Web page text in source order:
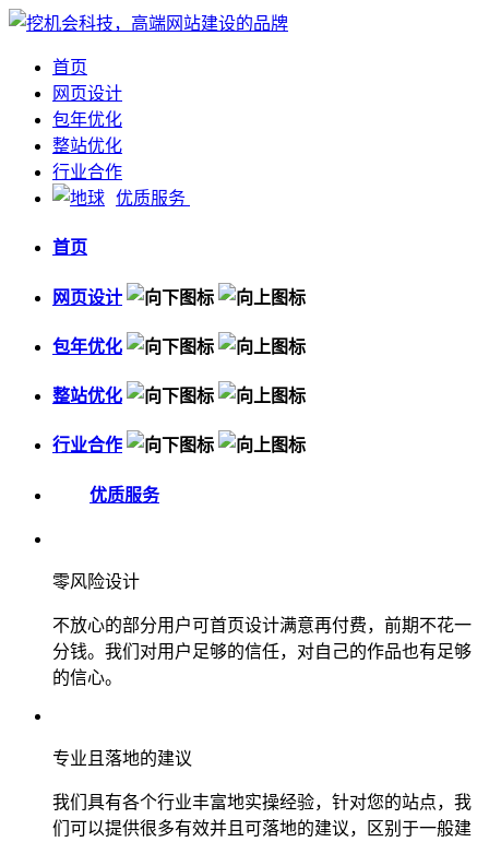
首页
网页设计
包年优化
整站优化
行业合作
优质服务
首页
网页设计
包年优化
整站优化
行业合作
优质服务
零风险设计
不放心的部分用户可首页设计满意再付费，前期不花一
分钱。我们对用户足够的信任，对自己的作品也有足够
的信心。
专业且落地的建议
我们具有各个行业丰富地实操经验，针对您的站点，我
们可以提供很多有效并且可落地的建议，区别于一般建